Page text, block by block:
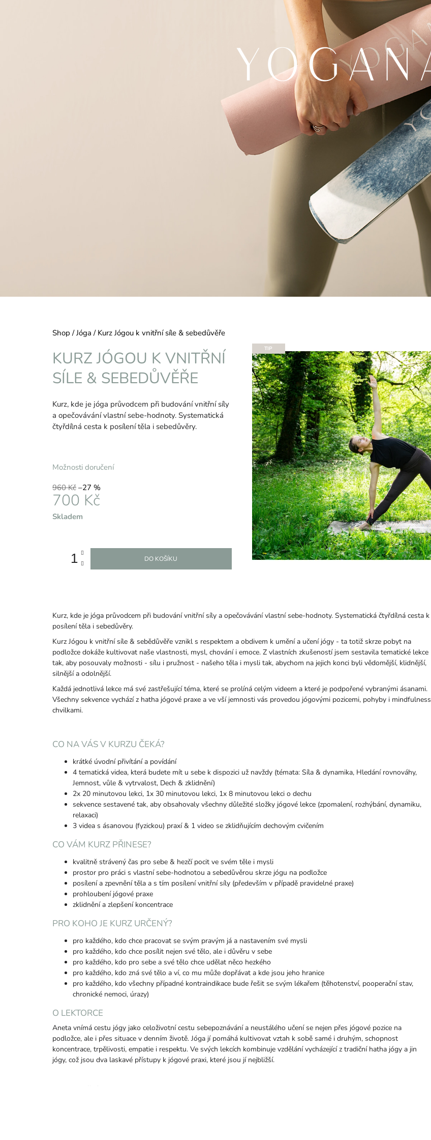
Domů
Shop / Jóga / Kurz Jógou k vnitřní síle & sebedůvěře
KURZ JÓGOU K VNITŘNÍ
SÍLE & SEBEDŮVĚŘE
TIP
Kurz, kde je jóga průvodcem při budování vnitřní síly
a opečovávání vlastní sebe-hodnoty. Systematická
čtyřdílná cesta k posílení těla i sebedůvěry.
Možnosti doručení
960 Kč –27 %
700 Kč
Měrná
Skladem
DO KOŠÍKU
Kurz, kde je jóga průvodcem při budování vnitřní síly a opečovávání vlastní sebe-hodnoty. Systematická čtyřdílná cesta k
posílení těla i sebedůvěry.
Kurz Jógou k vnitřní síle & sebědůvěře vznikl s respektem a obdivem k umění a učení jógy - ta totiž skrze pobyt na
podložce dokáže kultivovat naše vlastnosti, mysl, chování i emoce. Z vlastních zkušeností jsem sestavila tematické lekce
tak, aby posouvaly možnosti - sílu i pružnost - našeho těla i mysli tak, abychom na jejich konci byli vědomější, klidnější,
silnější a odolnější.
Každá jednotlivá lekce má své zastřešující téma, které se prolíná celým videem a které je podpořené vybranými ásanami.
Všechny sekvence vychází z hatha jógové praxe a ve vší jemnosti vás provedou jógovými pozicemi, pohyby i mindfulness
chvilkami.
CO NA VÁS V KURZU ČEKÁ?
krátké úvodní přivítání a povídání
4 tematická videa, která budete mít u sebe k dispozici už navždy (témata: Síla & dynamika, Hledání rovnováhy,
Jemnost, vůle & vytrvalost, Dech & zklidnění)
2x 20 minutovou lekci, 1x 30 minutovou lekci, 1x 8 minutovou lekci o dechu
sekvence sestavené tak, aby obsahovaly všechny důležité složky jógové lekce (zpomalení, rozhýbání, dynamiku,
relaxaci)
3 videa s ásanovou (fyzickou) praxí & 1 video se zklidňujícím dechovým cvičením
CO VÁM KURZ PŘINESE?
kvalitně strávený čas pro sebe & hezčí pocit ve svém těle i mysli
prostor pro práci s vlastní sebe-hodnotou a sebedůvěrou skrze jógu na podložce
posílení a zpevnění těla a s tím posílení vnitřní síly (především v případě pravidelné praxe)
prohloubení jógové praxe
zklidnění a zlepšení koncentrace
PRO KOHO JE KURZ URČENÝ?
pro každého, kdo chce pracovat se svým pravým já a nastavením své mysli
pro každého, kdo chce posílit nejen své tělo, ale i důvěru v sebe
pro každého, kdo pro sebe a své tělo chce udělat něco hezkého
pro každého, kdo zná své tělo a ví, co mu může dopřávat a kde jsou jeho hranice
pro každého, kdo všechny případné kontraindikace bude řešit se svým lékařem (těhotenství, pooperační stav,
chronické nemoci, úrazy)
O LEKTORCE
Aneta vnímá cestu jógy jako celoživotní cestu sebepoznávání a neustálého učení se nejen přes jógové pozice na
podložce, ale i přes situace v denním životě. Jóga jí pomáhá kultivovat vztah k sobě samé i druhým, schopnost
koncentrace, trpělivosti, empatie i respektu. Ve svých lekcích kombinuje vzdělání vycházející z tradiční hatha jógy a jin
jógy, což jsou dva laskavé přístupy k jógové praxi, které jsou jí nejbližší.